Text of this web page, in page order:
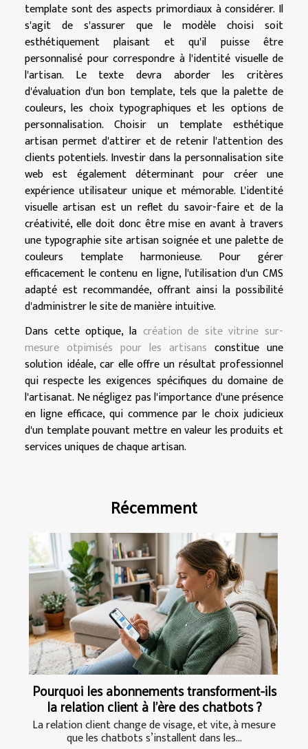
template sont des aspects primordiaux à considérer. Il
s'agit de s'assurer que le modèle choisi soit
esthétiquement plaisant et qu'il puisse être
personnalisé pour correspondre à l'identité visuelle de
l'artisan. Le texte devra aborder les critères
d'évaluation d'un bon template, tels que la palette de
couleurs, les choix typographiques et les options de
personnalisation. Choisir un template esthétique
artisan permet d'attirer et de retenir l'attention des
clients potentiels. Investir dans la personnalisation site
web est également déterminant pour créer une
expérience utilisateur unique et mémorable. L'identité
visuelle artisan est un reflet du savoir-faire et de la
créativité, elle doit donc être mise en avant à travers
une typographie site artisan soignée et une palette de
couleurs template harmonieuse. Pour gérer
efficacement le contenu en ligne, l'utilisation d'un CMS
adapté est recommandée, offrant ainsi la possibilité
d'administrer le site de manière intuitive.
Dans cette optique, la création de site vitrine sur-
mesure otpimisés pour les artisans constitue une
solution idéale, car elle offre un résultat professionnel
qui respecte les exigences spécifiques du domaine de
l'artisanat. Ne négligez pas l'importance d'une présence
en ligne efficace, qui commence par le choix judicieux
d'un template pouvant mettre en valeur les produits et
services uniques de chaque artisan.
Récemment
Pourquoi les abonnements transforment-ils
la relation client à l’ère des chatbots ?
La relation client change de visage, et vite, à mesure
que les chatbots s’installent dans les...